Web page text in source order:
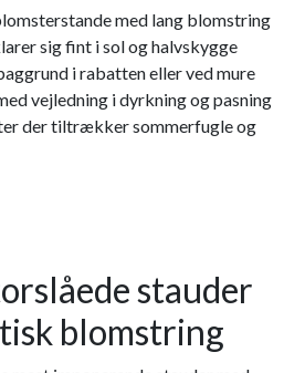
med lang blomstring
sig fint i sol og halvskygge
i rabatten eller ved mure
vejledning i dyrkning og pasning
der tiltrækker sommerfugle og
stauder
blomstring